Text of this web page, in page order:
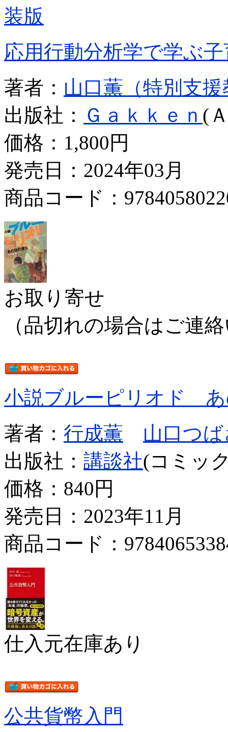
装版
応用行動分析学で学ぶ
著者： 山口薫（特別支
出版社： Ｇａｋｋｅｎ (
価格： 1,800円
発売日：2024年03月
商品コード：
お取り寄せ
（品切れの場合はご連
小説ブルーピリオド あ
著者： 行成薫
山口つ
出版社： 講談社(コミッ
価格： 840円
発売日：2023年11月
商品コード：
仕入元在庫あり
公共貨幣入門